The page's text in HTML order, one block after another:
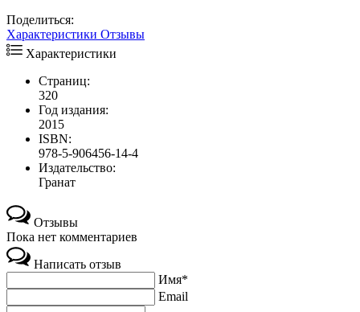
Поделиться:
Характеристики Отзывы
Характеристики
Страниц:
320
Год издания:
2015
ISBN:
978-5-906456-14-4
Издательство:
Гранат
Отзывы
Пока нет комментариев
Написать отзыв
Имя*
Email